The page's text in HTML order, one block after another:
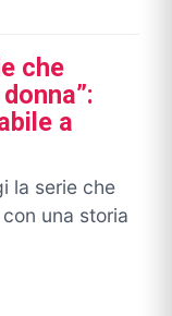
che
a
la serie che
con una storia